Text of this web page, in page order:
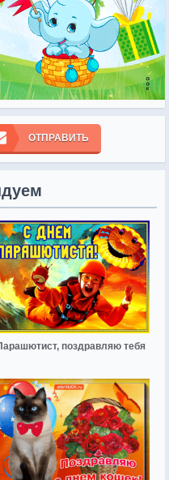
ОТПРАВИТЬ
поздравляю тебя